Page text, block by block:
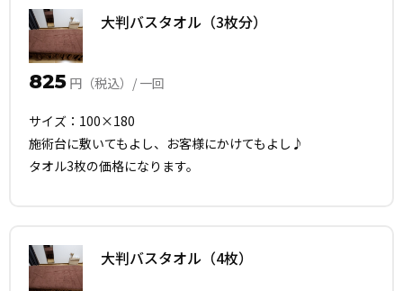
大判バスタオル（3枚分）
825 円（税込）/ 一回
サイズ：100×180
施術台に敷いてもよし、お客様にかけてもよし♪
タオル3枚の価格になります。
大判バスタオル（4枚）